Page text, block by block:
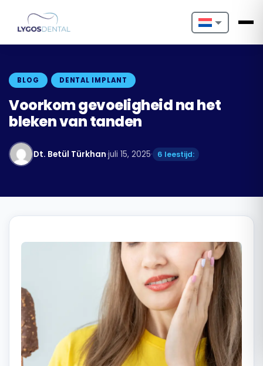
Nederlands
Français
Português
Български
Română
Русский
BLOG DENTAL IMPLANT
Voorkom gevoeligheid na het
bleken van tanden
Dt. Betül Türkhan·juli 15, 2025· 6 leestijd: